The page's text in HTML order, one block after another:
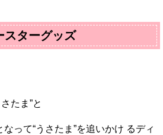
スターグッズ
たま”と
なって“うさたま”を追いかけ るディ